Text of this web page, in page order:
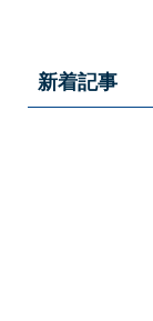
新着記事